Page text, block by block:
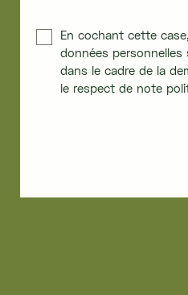
En cochant cette
données personnelles
dans le cadre de la
le respect de note